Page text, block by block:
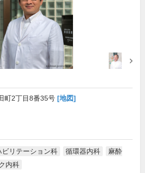
町2丁目8番35号 [地図]
ビリテーション科 循環器内科
麻酔
内科